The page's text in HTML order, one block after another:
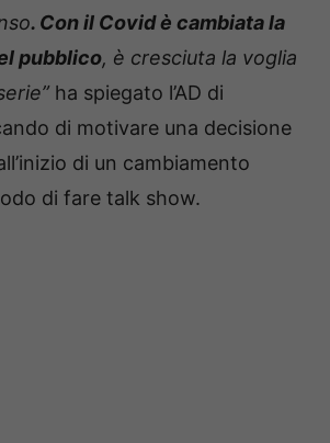
. Con il Covid è cambiata la
pubblico, è cresciuta la voglia
ha spiegato l’AD di
di motivare una decisione
di un cambiamento
di fare talk show.